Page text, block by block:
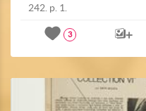
242. p. 1.
3